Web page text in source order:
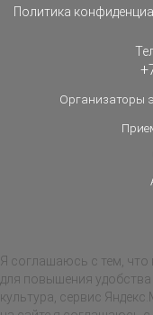
Политика
Организаторы
Я соглашаюсь с тем, что
для повышения
культура, сервис